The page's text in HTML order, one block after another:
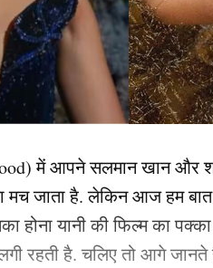
देखते हैं, वे आपको पहले
कि कैसे उनकी मां जया
तो मेरी मां ने एक्टिंग करना
न होने की कमी महसूस
हैं वो कोई नहीं
में आपने सलमान खान और
जाता है. लेकिन आज हम
होना यानी की फिल्म का
रहती है. चलिए तो आगे